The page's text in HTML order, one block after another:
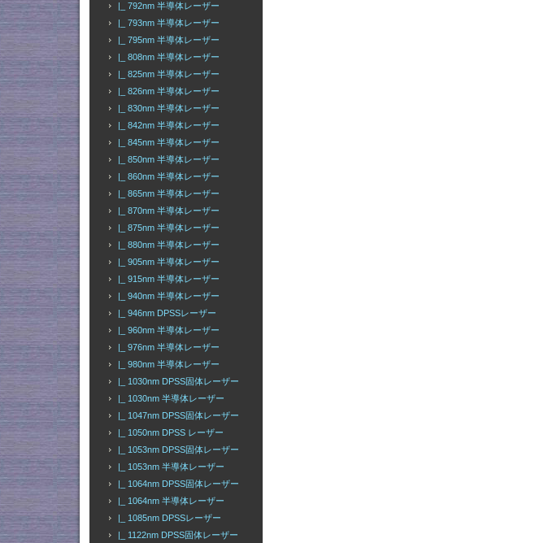
|_ 792nm 半導体レーザー
|_ 793nm 半導体レーザー
|_ 795nm 半導体レーザー
|_ 808nm 半導体レーザー
|_ 825nm 半導体レーザー
|_ 826nm 半導体レーザー
|_ 830nm 半導体レーザー
|_ 842nm 半導体レーザー
|_ 845nm 半導体レーザー
|_ 850nm 半導体レーザー
|_ 860nm 半導体レーザー
|_ 865nm 半導体レーザー
|_ 870nm 半導体レーザー
|_ 875nm 半導体レーザー
|_ 880nm 半導体レーザー
|_ 905nm 半導体レーザー
|_ 915nm 半導体レーザー
|_ 940nm 半導体レーザー
|_ 946nm DPSSレーザー
|_ 960nm 半導体レーザー
|_ 976nm 半導体レーザー
|_ 980nm 半導体レーザー
|_ 1030nm DPSS固体レーザー
|_ 1030nm 半導体レーザー
|_ 1047nm DPSS固体レーザー
|_ 1050nm DPSS レーザー
|_ 1053nm DPSS固体レーザー
|_ 1053nm 半導体レーザー
|_ 1064nm DPSS固体レーザー
|_ 1064nm 半導体レーザー
|_ 1085nm DPSSレーザー
|_ 1122nm DPSS固体レーザー